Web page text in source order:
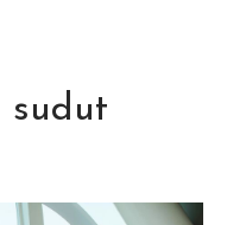
sudut